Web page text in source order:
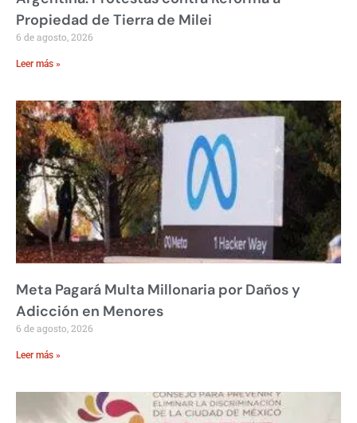
Propiedad de Tierra de Milei
6 de agosto, 2026
Leer más »
Meta Pagará Multa Millonaria por Daños y
Adicción en Menores
6 de agosto, 2026
Leer más »